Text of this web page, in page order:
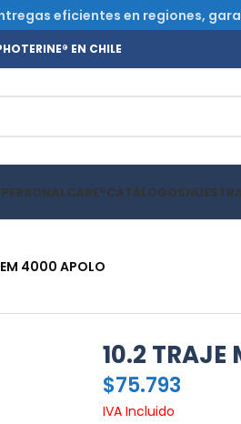
EN CHILE
PERSONALCARE®CATÁLOGOS
4000 APOLO
10.2 TRAJE
$75.793
IVA Incluido
eficientes en regiones,